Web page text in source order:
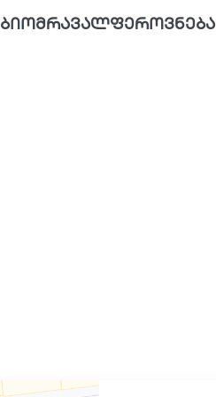
ბიომრავალფეროვნება